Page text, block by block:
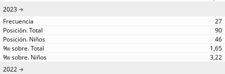
2023
27
90
46
1,65
3,22
2022